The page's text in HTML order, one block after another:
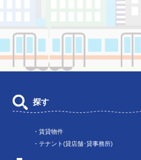
探す
・賃貸物件
・テナント(貸店舗･貸事務所)